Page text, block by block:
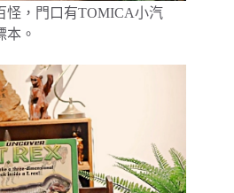
怪，門口有TOMICA小汽
本。